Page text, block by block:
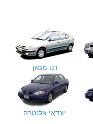
רנו מגאן
יונדאי אלנטרה